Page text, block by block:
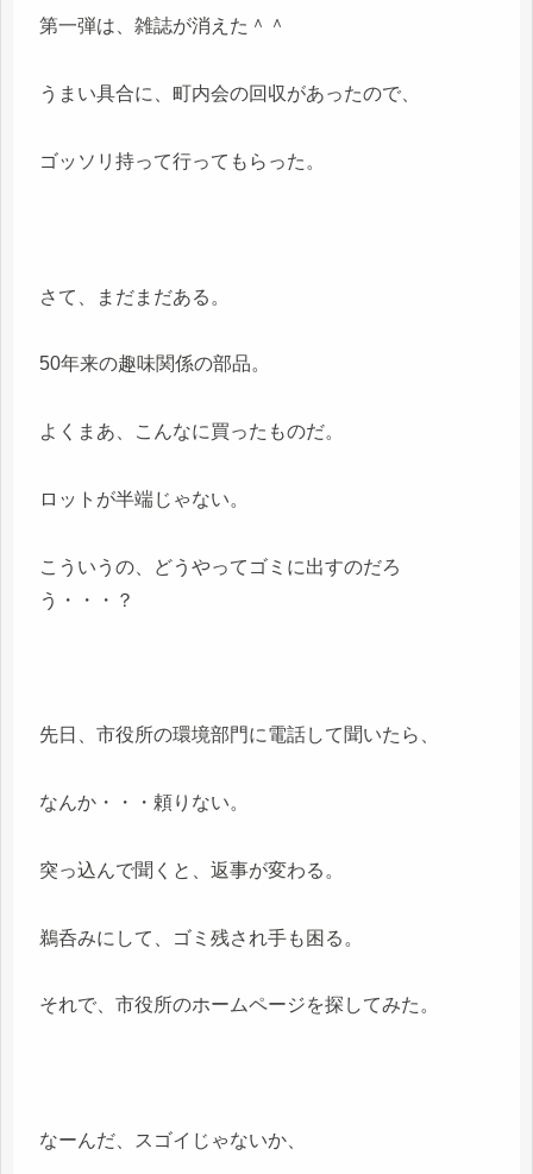
第一弾は、雑誌が消えた＾＾
うまい具合に、町内会の回収があったので、
ゴッソリ持って行ってもらった。
さて、まだまだある。
50年来の趣味関係の部品。
よくまあ、こんなに買ったものだ。
ロットが半端じゃない。
こういうの、どうやってゴミに出すのだろ
う・・・？
先日、市役所の環境部門に電話して聞いたら、
なんか・・・頼りない。
突っ込んで聞くと、返事が変わる。
鵜呑みにして、ゴミ残され手も困る。
それで、市役所のホームページを探してみた。
なーんだ、スゴイじゃないか、